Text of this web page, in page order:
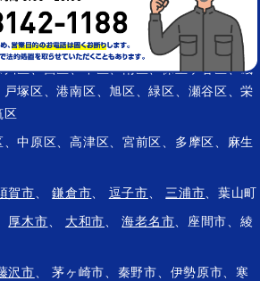
川区、西区、中区、南区、保土ケ谷区、磯
塚区、港南区、旭区、緑区、瀬谷区、栄
区
、中原区、高津区、宮前区、多摩区、麻生
賀市 、鎌倉市 逗子市 三浦市 、葉山町
厚木市 大和市 、海老名市 、座間市、綾
沢市 、 茅ヶ崎市、秦野市、伊勢原市、寒